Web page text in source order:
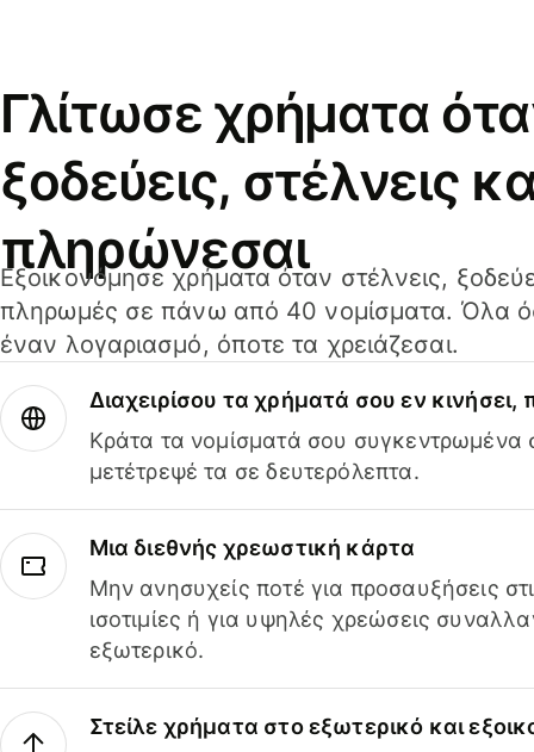
Γλίτωσε χρήματα
ξοδεύεις, στέλνεις
πληρώνεσαι
Εξοικονόμησε χρήματα όταν στέλνεις,
πληρωμές σε πάνω από 40 νομίσματα. Όλα
έναν λογαριασμό, όποτε τα χρειάζεσαι.
Διαχειρίσου τα χρήματά σου εν
Κράτα τα νομίσματά σου συγκεντρωμένα
μετέτρεψέ τα σε δευτερόλεπτα.
Μια διεθνής χρεωστική κάρτα
Μην ανησυχείς ποτέ για προσαυξήσεις
ισοτιμίες ή για υψηλές χρεώσεις
εξωτερικό.
Στείλε χρήματα στο εξωτερικό και